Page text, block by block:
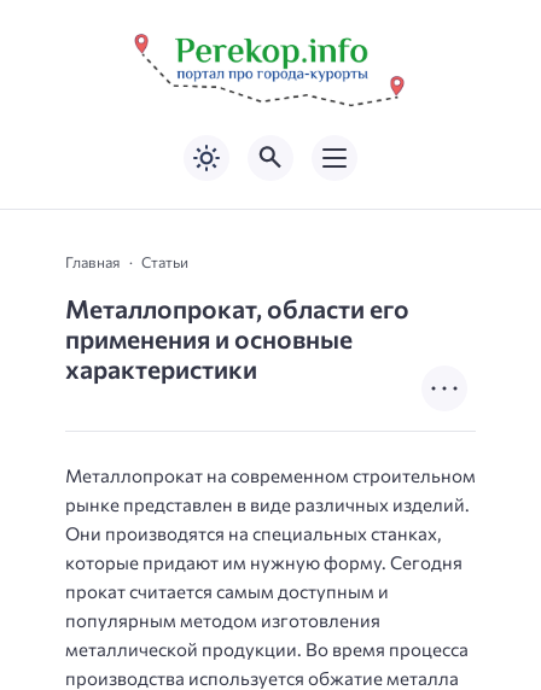
Главная Статьи
Металлопрокат, области его
применения и основные
характеристики
Металлопрокат на современном строительном
рынке представлен в виде различных изделий.
Они производятся на специальных станках,
которые придают им нужную форму. Сегодня
прокат считается самым доступным и
популярным методом изготовления
металлической продукции. Во время процесса
производства используется обжатие металла